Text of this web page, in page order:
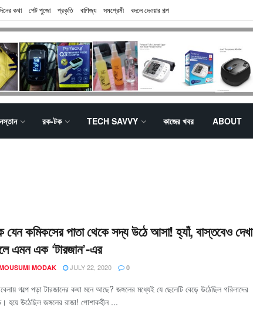
কথা পেট পুজো প্রকৃতি বাণিজ্য সমপ্রেমী বদলে দেওয়ার গল্প
রক-টক TECH SAVVY কাজের খবর ABOUT
যেন কমিকসের পাতা থেকে সদ্য উঠে আসা! হ্যাঁ, বাস্তবেও দেখা
এমন এক ‘টারজান’-এর
MODAK JULY 22, 2020 0
গল্পে পড়া টারজানের কথা মনে আছে? জঙ্গলের মধ্যেই যে ছেলেটি বেড়ে উঠেছিল গরিলাদের
হয়ে উঠেছিল জঙ্গলের রাজা! পোশাকহীন ...